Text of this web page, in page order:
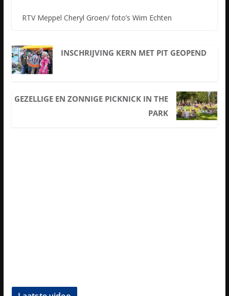
RTV Meppel Cheryl Groen/ foto’s Wim Echten
INSCHRIJVING KERN MET PIT GEOPEND
GEZELLIGE EN ZONNIGE PICKNICK IN THE
PARK